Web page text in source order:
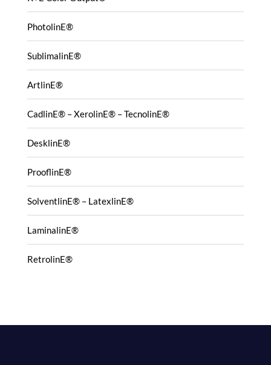
PhotolinE®
SublimalinE®
ArtlinE®
CadlinE® – XerolinE® – TecnolinE®
DesklinE®
ProoflinE®
SolventlinE® – LatexlinE®
LaminalinE®
RetrolinE®